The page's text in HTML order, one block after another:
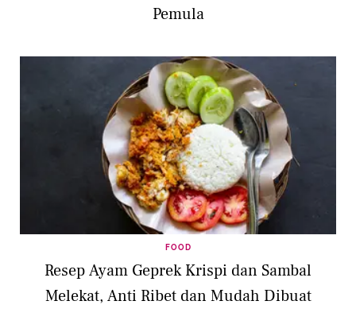
Pemula
FOOD
Resep Ayam Geprek Krispi dan Sambal
Melekat, Anti Ribet dan Mudah Dibuat